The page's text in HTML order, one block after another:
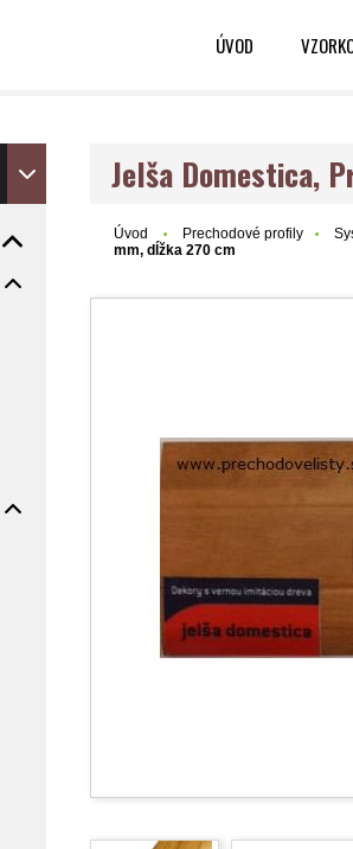
ÚVOD
Jelša Domestica,
Úvod Prechodové profily
mm, dĺžka 270 cm